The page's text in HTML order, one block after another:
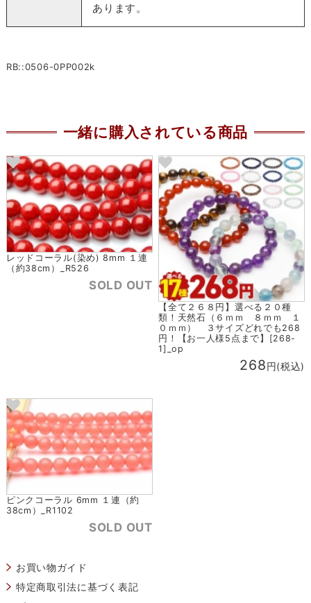
あります。
RB::0506-0PP002k
一緒に購入されている商品
レッドコーラル(染め) 8mm １連
（約38cm）_R526
SOLD OUT
【全て２６８円】選べる２０種
類！天然石（６ｍｍ ８ｍｍ １
０ｍｍ） ３サイズどれでも268
円！【お一人様5点まで】[268-
1]_op
268円(税込)
ピンクコーラル 6mm １連（約
38cm）_R1102
SOLD OUT
お買い物ガイド
特定商取引法に基づく表記